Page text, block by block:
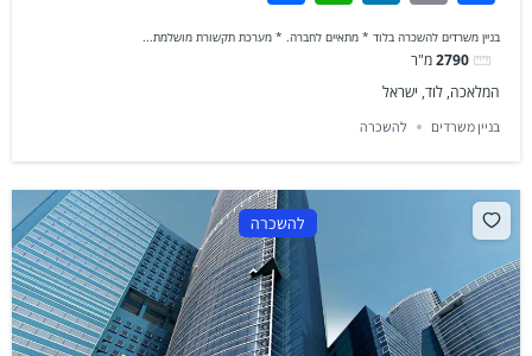
בניין משרדים להשכרה בלוד * מתאיים לחברה. * מערכת תקשורת מושלמת...
2790מ"ר
המלאכה, לוד, ישראל
בניין משרדים להשכרה
להשכרה